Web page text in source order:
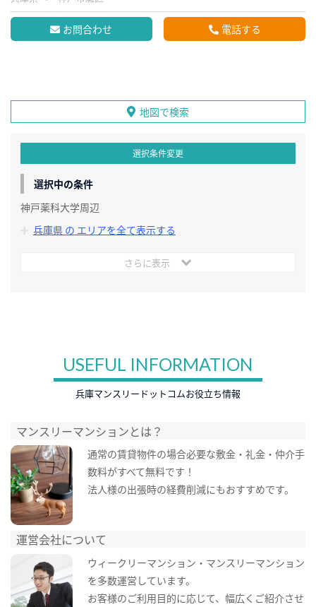
お問合わせ 電話する
地図で検索
選択条件変更
選択中の条件
神戸薬科大学周辺
兵庫県 の エリアを全て表示する
さらに表示
USEFUL INFORMATION
兵庫マンスリードットコムお役立ち情報
マンスリーマンションとは？
通常の賃貸物件の場合必要な敷金・礼金・仲介手
数料がすべて無料です！
法人様の出張時の経費削減にもおすすめです。
運営会社について
ウィークリーマンション・マンスリーマンション
を多数運営しています。
お客様のご利用目的に応じて、幅広くご紹介させ